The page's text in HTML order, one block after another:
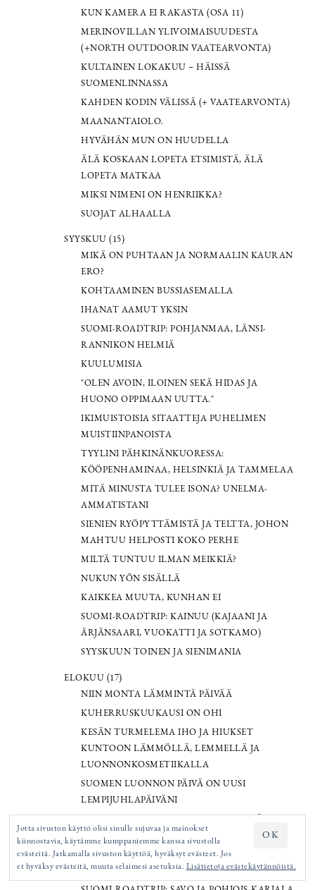
KUN KAMERA EI RAKASTA (OSA 11)
MERINOVILLAN YLIVOIMAISUUDESTA
(+NORTH OUTDOORIN VAATEARVONTA)
KULTAINEN LOKAKUU – HÄISSÄ
SUOMENLINNASSA
KAHDEN KODIN VÄLISSÄ (+ VAATEARVONTA)
MAANANTAIOLO.
HYVÄHÄN MUN ON HUUDELLA
ÄLÄ KOSKAAN LOPETA ETSIMISTÄ, ÄLÄ
LOPETA MATKAA
MIKSI NIMENI ON HENRIIKKA?
SUOJAT ALHAALLA
SYYSKUU (15)
MIKÄ ON PUHTAAN JA NORMAALIN KAURAN
ERO?
KOHTAAMINEN BUSSIASEMALLA
IHANAT AAMUT YKSIN
SUOMI-ROADTRIP: POHJANMAA, LÄNSI-
RANNIKON HELMIÄ
KUULUMISIA
"OLEN AVOIN, ILOINEN SEKÄ HIDAS JA
HUONO OPPIMAAN UUTTA."
IKIMUISTOISIA SITAATTEJA PUHELIMEN
MUISTIINPANOISTA
TYYLINI PÄHKINÄNKUORESSA:
KÖÖPENHAMINAA, HELSINKIÄ JA TAMMELAA
MITÄ MINUSTA TULEE ISONA? UNELMA-
AMMATISTANI
SIENIEN RYÖPYTTÄMISTÄ JA TELTTA, JOHON
MAHTUU HELPOSTI KOKO PERHE
MILTÄ TUNTUU ILMAN MEIKKIÄ?
NUKUN YÖN SISÄLLÄ
KAIKKEA MUUTA, KUNHAN EI
SUOMI-ROADTRIP: KAINUU (KAJAANI JA
ÄRJÄNSAARI, VUOKATTI JA SOTKAMO)
SYYSKUUN TOINEN JA SIENIMANIA
ELOKUU (17)
NIIN MONTA LÄMMINTÄ PÄIVÄÄ
KUHERRUSKUUKAUSI ON OHI
KESÄN TURMELEMA IHO JA HIUKSET
KUNTOON LÄMMÖLLÄ, LEMMELLÄ JA
LUONNONKOSMETIIKALLA
SUOMEN LUONNON PÄIVÄ ON UUSI
LEMPIJUHLAPÄIVÄNI
HAUSKA KUIN MINÄ
KUINKA SIIVOUS SUJUU PIENESSÄ KODISSA? +
SIIVOUSTUOTESUOSIKKEJA
Jotta sivuston käyttö olisi sinulle sujuvaa ja mainokset
kiinnostavia, käytämme kumppaniemme kanssa sivustolla
evästeitä. Jatkamalla sivuston käyttöä, hyväksyt evästeet. Jos
et hyväksy evästeitä, muuta selaimesi asetuksia. Lisätietoja evästekäytännöistä.